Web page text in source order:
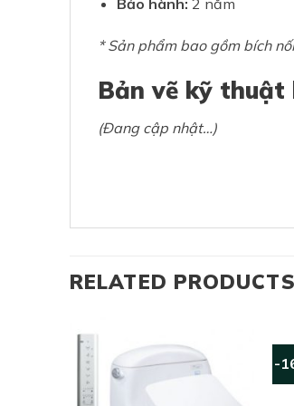
* Sản phẩm bao gồm bích
Bản vẽ kỹ thuật
(Đang cập nhật…)
RELATED PRODUCTS
-